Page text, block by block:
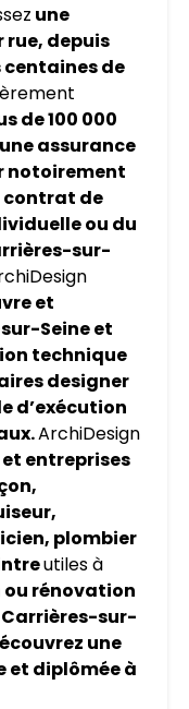
une
depuis
centaines de
de 100 000
une assurance
notoirement
contrat de
ou du
sur-
et
Seineet
technique
designer
d’exécution
ArchiDesign
entreprises
plombier
utiles à
rénovation
Carrières-sur-
une
et diplômée à